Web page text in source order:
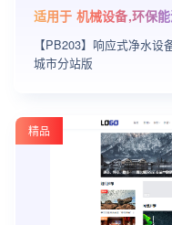
适用于 机械设备,环保
【PB203】响应式净水
城市分站版
精品